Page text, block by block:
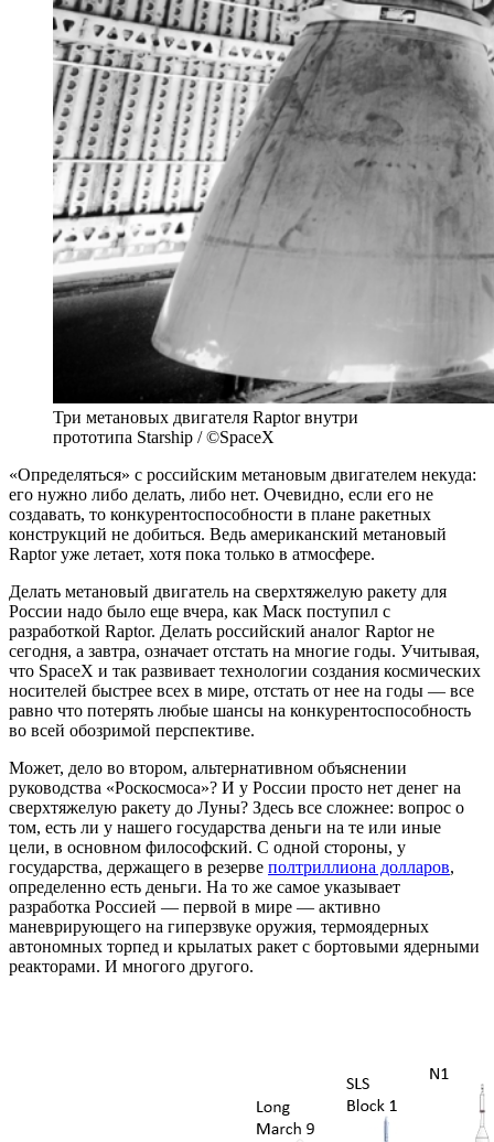
Три метановых двигателя Raptor внутри
прототипа Starship / ©SpaceX
«Определяться» с российским метановым двигателем некуда:
его нужно либо делать, либо нет. Очевидно, если его не
создавать, то конкурентоспособности в плане ракетных
конструкций не добиться. Ведь американский метановый
Raptor уже летает, хотя пока только в атмосфере.
Делать метановый двигатель на сверхтяжелую ракету для
России надо было еще вчера, как Маск поступил с
разработкой Raptor. Делать российский аналог Raptor не
сегодня, а завтра, означает отстать на многие годы. Учитывая,
что SpaceX и так развивает технологии создания космических
носителей быстрее всех в мире, отстать от нее на годы — все
равно что потерять любые шансы на конкурентоспособность
во всей обозримой перспективе.
Может, дело во втором, альтернативном объяснении
руководства «Роскосмоса»? И у России просто нет денег на
сверхтяжелую ракету до Луны? Здесь все сложнее: вопрос о
том, есть ли у нашего государства деньги на те или иные
цели, в основном философский. С одной стороны, у
государства, держащего в резерве полтриллиона долларов,
определенно есть деньги. На то же самое указывает
разработка Россией — первой в мире — активно
маневрирующего на гиперзвуке оружия, термоядерных
автономных торпед и крылатых ракет с бортовыми ядерными
реакторами. И многого другого.